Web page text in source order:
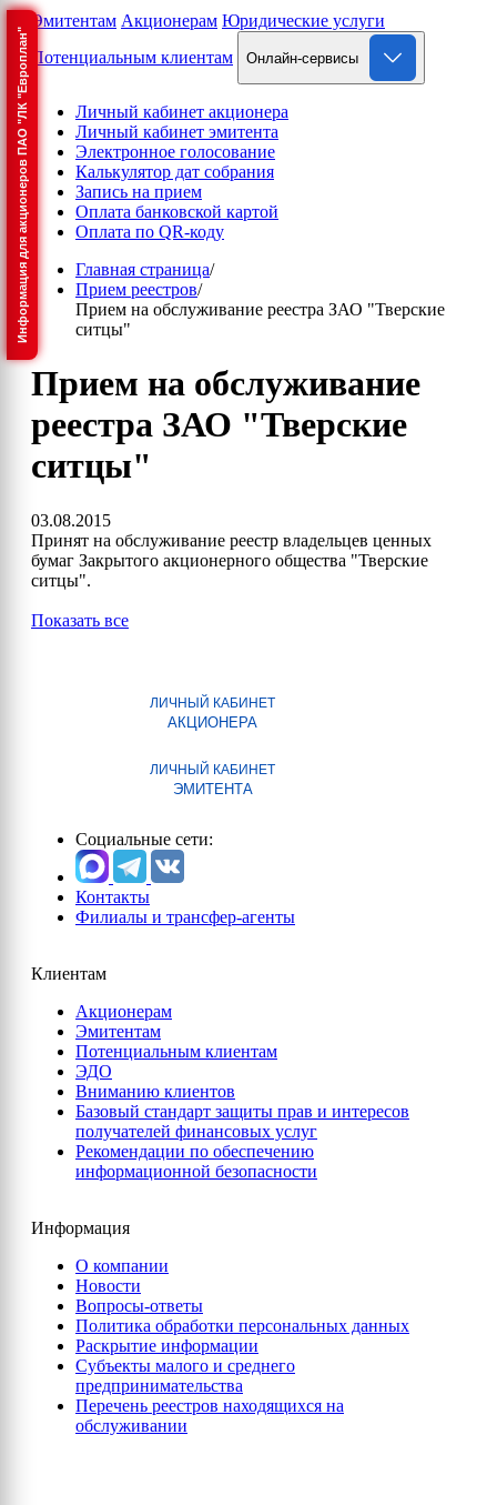
Информация для акционеров ПАО "ЛК "Европлан"
Эмитентам Акционерам Юридические услуги
Потенциальным клиентам
Онлайн-сервисы
Личный кабинет акционера
Личный кабинет эмитента
Электронное голосование
Калькулятор дат собрания
Запись на прием
Оплата банковской картой
Оплата по QR-коду
Главная страница/
Прием реестров/
Прием на обслуживание реестра ЗАО "Тверские
ситцы"
Прием на обслуживание
реестра ЗАО "Тверские
ситцы"
03.08.2015
Принят на обслуживание реестр владельцев ценных
бумаг Закрытого акционерного общества "Тверские
ситцы".
Показать все
ЛИЧНЫЙ КАБИНЕТ
АКЦИОНЕРА
ЛИЧНЫЙ КАБИНЕТ
ЭМИТЕНТА
Социальные сети:
Контакты
Филиалы и трансфер-агенты
Клиентам
Акционерам
Эмитентам
Потенциальным клиентам
ЭДО
Вниманию клиентов
Базовый стандарт защиты прав и интересов
получателей финансовых услуг
Рекомендации по обеспечению
информационной безопасности
Информация
О компании
Новости
Вопросы-ответы
Политика обработки персональных данных
Раскрытие информации
Субъекты малого и среднего
предпринимательства
Перечень реестров находящихся на
обслуживании